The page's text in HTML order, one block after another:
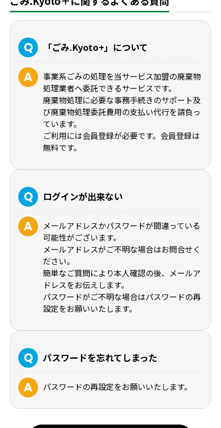
「ごみ.Kyoto+」について
事業系ごみの処理を当サービス加盟の廃棄物
処理業者へ委託できるサービスです。
廃棄物処理に必要な事務手続きのサポート及
び廃棄物処理委託費用の支払い代行を請負っ
ています。
ご利用には会員登録が必要です。会員登録は
無料です。
ログインが出来ない
メールアドレスかパスワードが間違っている
可能性がございます。
メールアドレスがご不明な場合はお問合せく
ださい。
簡単なご質問により本人確認の後、メールア
ドレスをお伝えします。
パスワードがご不明な場合はパスワードの再
設定をお願いいたします。
パスワードを忘れてしまった
パスワードの再設定をお願いいたします。